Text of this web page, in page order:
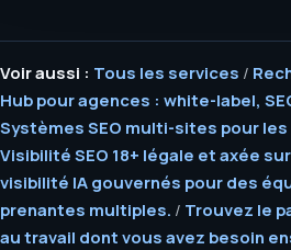
Voir aussi : Tous les services /
Hub pour agences : white-label,
Systèmes SEO multi-sites pour
Visibilité SEO 18+ légale et axée
visibilité IA gouvernés pour des
prenantes multiples. / Trouvez le
au travail dont vous avez besoin